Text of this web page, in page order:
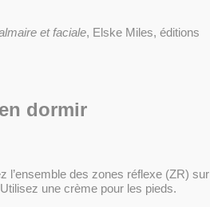
et faciale, Elske Miles, éditions
dormir
l’ensemble des zones réflexe (ZR) sur
une crème pour les pieds.